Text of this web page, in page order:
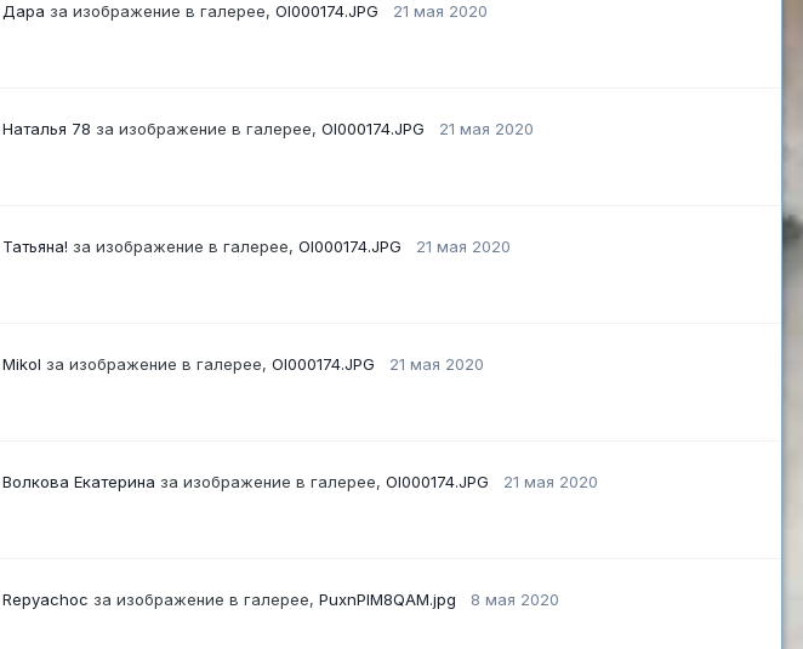
Дара за изображение в галерее, OI000174.JPG 21 мая 2020
Наталья 78 за изображение в галерее, OI000174.JPG 21 мая 2020
Татьяна! за изображение в галерее, OI000174.JPG 21 мая 2020
Mikol за изображение в галерее, OI000174.JPG 21 мая 2020
Волкова Екатерина за изображение в галерее, OI000174.JPG 21 мая 2020
Repyachoc за изображение в галерее, PuxnPIM8QAM.jpg 8 мая 2020